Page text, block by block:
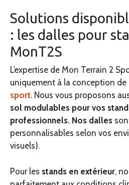
Solutions
: les dalles pour
MonT2S
L’expertise de Mon Terrain 2
uniquement à la conception
sport. Nous vous proposons
sol modulables pour vos
professionnels. Nos dalles
personnalisables selon vos
visuels).
Pour les stands en extérieur,